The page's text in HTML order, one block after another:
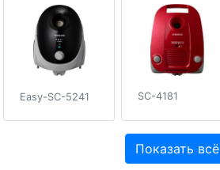
Easy-SC-5241 SC-4181
Показать всё